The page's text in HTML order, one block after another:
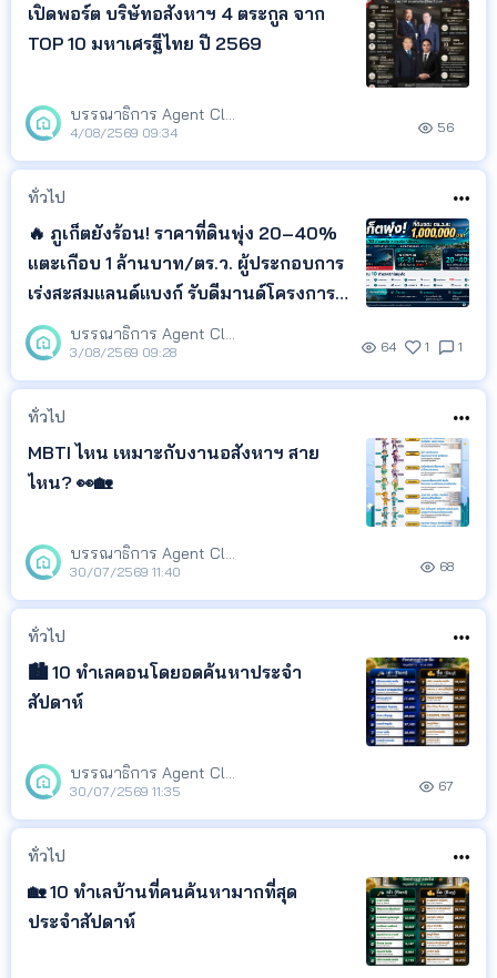
เปิดพอร์ต บริษัทอสังหาฯ 4 ตระกูล จาก
TOP 10 มหาเศรฐีไทย ปี 2569
บรรณาธิการ Agent Club
4/08/2569 09:34 56
ทั่วไป
🔥 ภูเก็ตยังร้อน! ราคาที่ดินพุ่ง 20–40%
แตะเกือบ 1 ล้านบาท/ตร.ว. ผู้ประกอบการ
เร่งสะสมแลนด์แบงก์ รับดีมานด์โครงการ
ใหม่และตลาดพูลวิลล่าที่เติบโตต่อเนื่อง
บรรณาธิการ Agent Club
3/08/2569 09:28 64 1 1
ทั่วไป
MBTI ไหน เหมาะกับงานอสังหาฯ สาย
ไหน? 👀🏡
บรรณาธิการ Agent Club
30/07/2569 11:40 68
ทั่วไป
🏙️ 10 ทำเลคอนโดยอดค้นหาประจำ
สัปดาห์
บรรณาธิการ Agent Club
30/07/2569 11:35 67
ทั่วไป
🏡 10 ทำเลบ้านที่คนค้นหามากที่สุด
ประจำสัปดาห์